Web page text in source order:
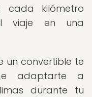
kilómetro
viaje en una
un convertible te
adaptarte a
durante tu